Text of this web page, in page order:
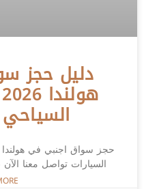
دليل حجز
حجز سواق اجنبي في هولندا
السيارات تواصل معنا الآن عبر
»